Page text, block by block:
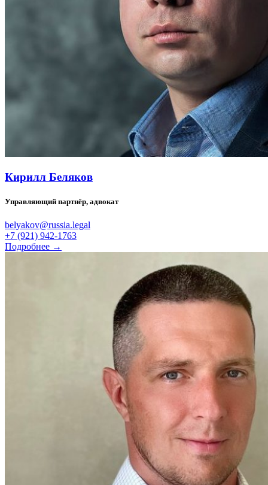
Кирилл Беляков
Управляющий партнёр, адвокат
belyakov@russia.legal
+7 (921) 942-1763
Подробнее →